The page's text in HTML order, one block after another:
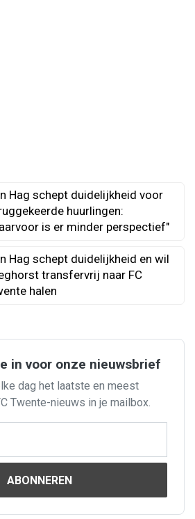
Hag schept duidelijkheid voor
huurlingen:
is er minder perspectief"
Hag schept duidelijkheid en wil
transfervrij naar FC
halen
in voor onze nieuwsbrief
dag het laatste en meest
Twente-nieuws in je mailbox.
ABONNEREN